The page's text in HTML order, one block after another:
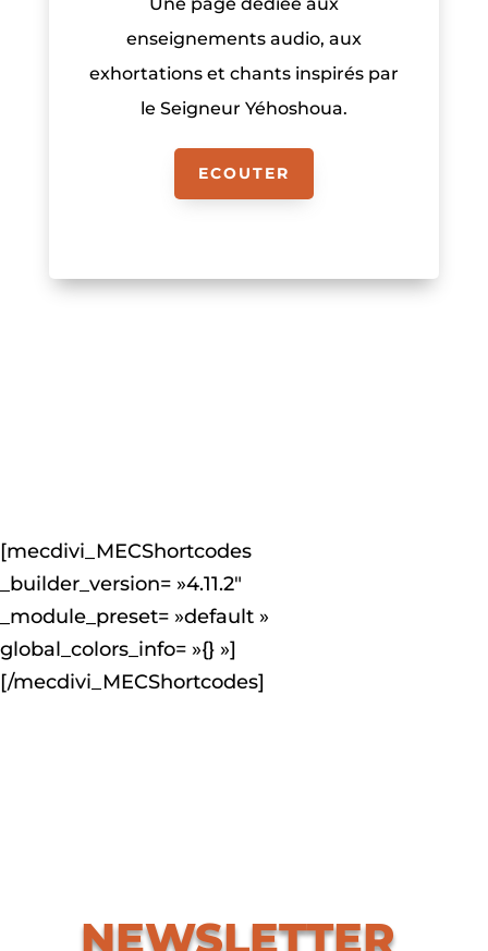
enseignements audio, aux
exhortations et chants inspirés par
le Seigneur Yéhoshoua.
ECOUTER
[mecdivi_MECShortcodes
_builder_version= »4.11.2″
_module_preset= »default »
global_colors_info= »{} »]
[/mecdivi_MECShortcodes]
NEWSLETTER